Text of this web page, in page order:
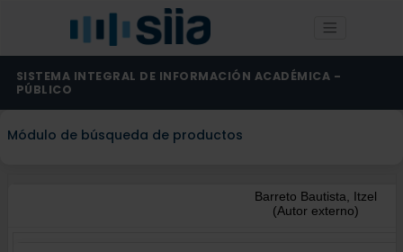
SISTEMA INTEGRAL DE INFORMACIÓN ACADÉMICA -
PÚBLICO
Módulo de búsqueda de productos
Barreto Bautista, Itzel
(Autor externo)